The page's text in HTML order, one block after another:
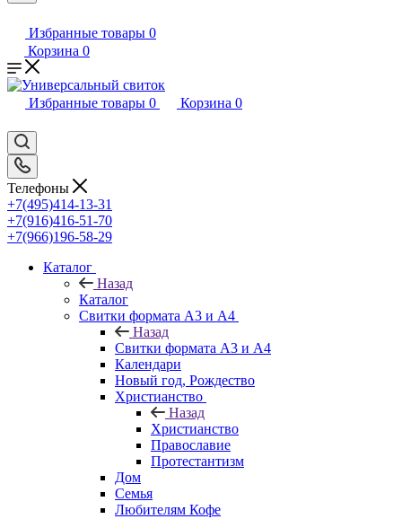
Избранные товары 0
Корзина 0
Избранные товары 0 Корзина 0
Телефоны
+7(495)414-13-31
+7(916)416-51-70
+7(966)196-58-29
Каталог
Назад
Каталог
Свитки формата А3 и А4
Назад
Свитки формата А3 и А4
Календари
Новый год, Рождество
Христианство
Назад
Христианство
Православие
Протестантизм
Дом
Семья
Любителям Кофе